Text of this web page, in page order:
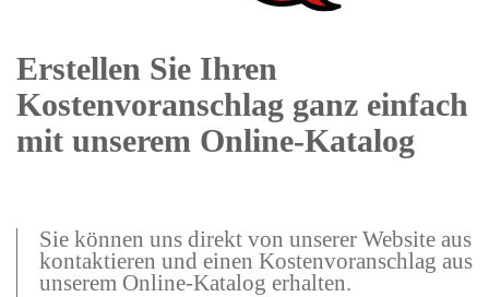
Erstellen Sie Ihren
Kostenvoranschlag ganz einfach
mit unserem Online-Katalog
Sie können uns direkt von unserer Website aus
kontaktieren und einen Kostenvoranschlag aus
unserem Online-Katalog erhalten.